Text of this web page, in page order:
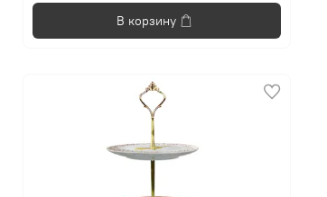
В корзину